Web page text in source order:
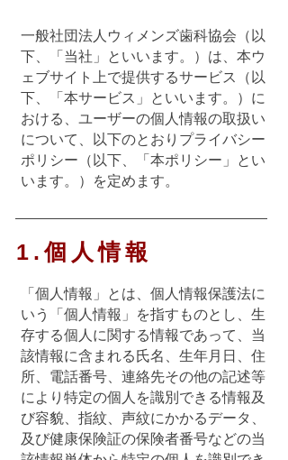
一般社団法人ウィメンズ歯科協会（以
下、「当社」といいます。）は、本ウ
ェブサイト上で提供するサービス（以
下、「本サービス」といいます。）に
おける、ユーザーの個人情報の取扱い
について、以下のとおりプライバシー
ポリシー（以下、「本ポリシー」とい
います。）を定めます。
1.個人情報
「個人情報」とは、個人情報保護法に
いう「個人情報」を指すものとし、生
存する個人に関する情報であって、当
該情報に含まれる氏名、生年月日、住
所、電話番号、連絡先その他の記述等
により特定の個人を識別できる情報及
び容貌、指紋、声紋にかかるデータ、
及び健康保険証の保険者番号などの当